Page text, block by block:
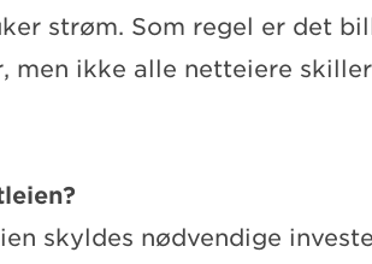
strøm. Som regel er det
men ikke alle netteiere
skyldes nødvendige